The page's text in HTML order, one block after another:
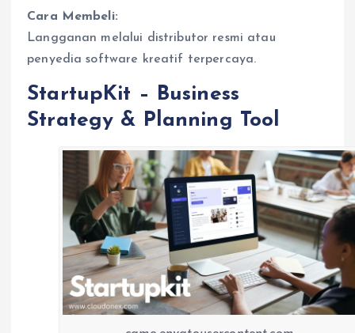
Cara Membeli:
Langganan melalui distributor resmi atau
penyedia software kreatif terpercaya.
StartupKit – Business
Strategy & Planning Tool